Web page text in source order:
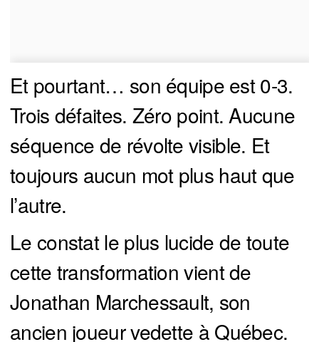
Et pourtant… son équipe est 0-3.
Trois défaites. Zéro point. Aucune
séquence de révolte visible. Et
toujours aucun mot plus haut que
l’autre.
Le constat le plus lucide de toute
cette transformation vient de
Jonathan Marchessault, son
ancien joueur vedette à Québec.